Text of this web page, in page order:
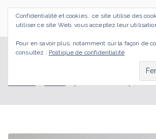
Aller
SI J'OSAIS
Bilan de Compétences Gestalt Rezé
prendre le
Confidentialité et cookies : ce site utilise des
utiliser ce site Web, vous acceptez leur
Pour en savoir plus, notamment sur la façon de
consultez : Politique de confidentialité